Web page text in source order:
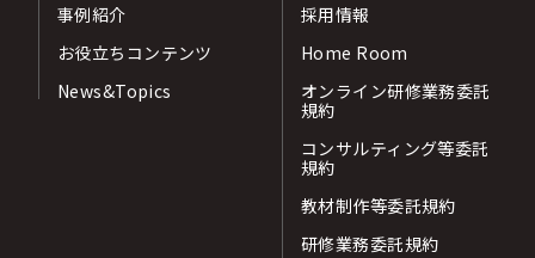
事例紹介
お役立ちコンテンツ
News&Topics
採用情報
Home Room
オンライン研修業務委託
規約
コンサルティング等委託
規約
教材制作等委託規約
研修業務委託規約